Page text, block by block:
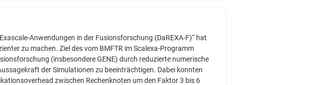
Anwendungen in der Fusionsforschung (DaREXA-F)“ hat
zu machen. Ziel des vom BMFTR im Scalexa-Programm
(insbesondere GENE) durch reduzierte numerische
der Simulationen zu beeinträchtigen. Dabei konnten
zwischen Rechenknoten um den Faktor 3 bis 6